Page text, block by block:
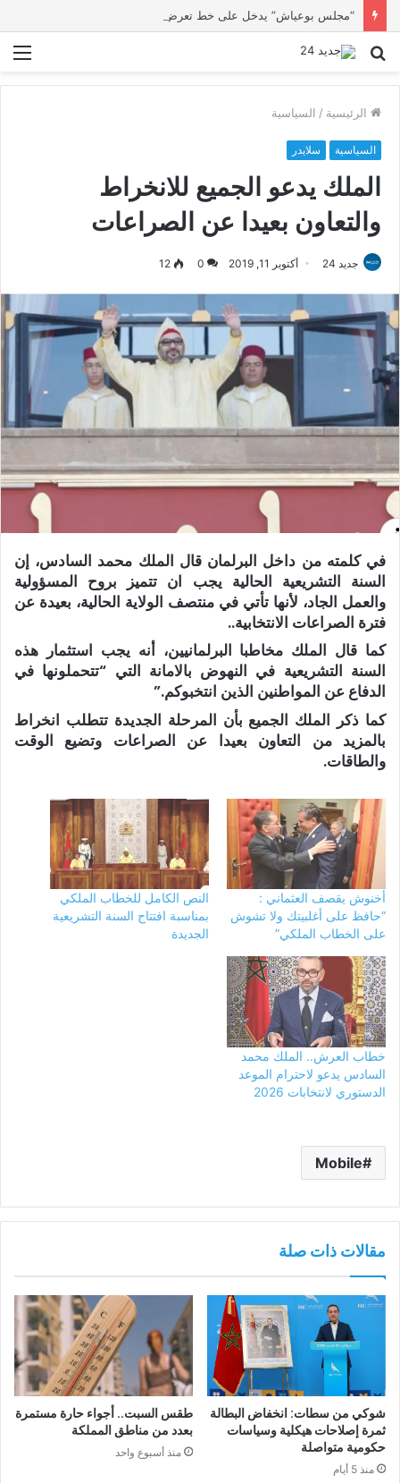
بحث
الرئيسية / السياسية
السياسية سلايدر
الملك يدعو الجميع للانخراط
والتعاون بعيدا عن الصراعات
جديد 24 أكتوبر 11, 2019 0
12
في كلمته من داخل البرلمان قال الملك محمد السادس، إن
السنة التشريعية الحالية يجب ان تتميز بروح المسؤولية
والعمل الجاد، لأنها تأتي في منتصف الولاية الحالية، بعيدة عن
فترة الصراعات الانتخابية..
كما قال الملك مخاطبا البرلمانيين، أنه يجب استثمار هذه
السنة التشريعية في النهوض بالامانة التي “تتحملونها في
الدفاع عن المواطنين الذين انتخبوكم.”
كما ذكر الملك الجميع بأن المرحلة الجديدة تتطلب انخراط
بالمزيد من التعاون بعيدا عن الصراعات وتضيع الوقت
والطاقات.
أخنوش يقصف العثماني :
“حافظ على أغلبيتك ولا تشوش
على الخطاب الملكي”
النص الكامل للخطاب الملكي
بمناسبة افتتاح السنة التشريعية
الجديدة
خطاب العرش.. الملك محمد
السادس يدعو لاحترام الموعد
الدستوري لانتخابات 2026
Mobile
مقالات ذات صلة
شوكي من سطات: انخفاض البطالة
ثمرة إصلاحات هيكلية وسياسات
حكومية متواصلة
منذ 5 أيام
طقس السبت.. أجواء حارة مستمرة
بعدد من مناطق المملكة
منذ أسبوع واحد